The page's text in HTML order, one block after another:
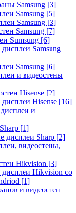
Samsung [3]
Samsung [5]
Samsung [3]
Samsung [7]
Sumsung [6]
Samsung
Samsung [6]
и видеостены
Hisense [2]
Hisense [16]
и
[1]
дисплеи Sharp [2]
видеостены,
Hikvision [3]
Hikvision со
[1]
и видеостен